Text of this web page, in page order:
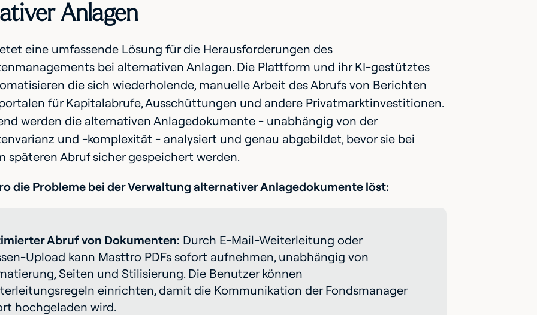
Anlagen
eine umfassende Lösung für die Herausforderungen des
bei alternativen Anlagen. Die Plattform und ihr KI-gestütztes
die sich wiederholende, manuelle Arbeit des Abrufs von Berichten
für Kapitalabrufe, Ausschüttungen und andere Privatmarktinvestitionen.
werden die alternativen Anlagedokumente - unabhängig von der
und -komplexität - analysiert und genau abgebildet, bevor sie bei
späteren Abruf sicher gespeichert werden.
die Probleme bei der Verwaltung alternativer Anlagedokumente löst:
Abruf von Dokumenten: Durch E-Mail-Weiterleitung oder
Upload kann Masttro PDFs sofort aufnehmen, unabhängig von
Seiten und Stilisierung. Die Benutzer können
einrichten, damit die Kommunikation der Fondsmanager
hochgeladen wird.